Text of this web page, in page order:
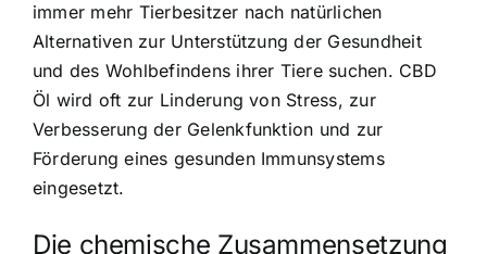
immer mehr Tierbesitzer nach natürlichen
Alternativen zur Unterstützung der Gesundheit
und des Wohlbefindens ihrer Tiere suchen. CBD
Öl wird oft zur Linderung von Stress, zur
Verbesserung der Gelenkfunktion und zur
Förderung eines gesunden Immunsystems
eingesetzt.
Die chemische Zusammensetzung